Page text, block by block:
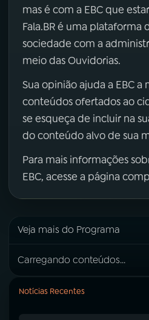
mas é com a EBC que
Fala.BR é uma plataforma
sociedade com a
meio das Ouvidorias.
Sua opinião ajuda a EBC a
conteúdos ofertados ao
se esqueça de incluir na
do conteúdo alvo de sua
Para mais informações
EBC, acesse a página
Veja mais do Programa
Carregando conteúdos...
Notícias Recentes